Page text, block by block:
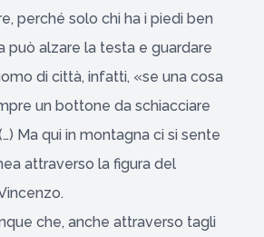
perché solo chi ha i piedi ben
può alzare la testa e guardare
di città, infatti, «se una cosa
un bottone da schiacciare
Ma qui in montagna ci si sente
attraverso la figura del
che, anche attraverso tagli